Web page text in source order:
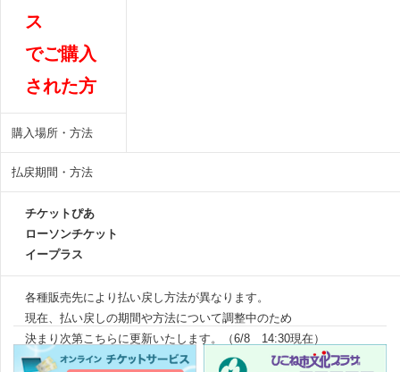
ス
でご購入
された方
購入場所・方法
払戻期間・方法
チケットぴあ
ローソンチケット
イープラス
各種販売先により払い戻し方法が異なります。
現在、払い戻しの期間や方法について調整中のため
決まり次第こちらに更新いたします。（6/8 14:30現在）